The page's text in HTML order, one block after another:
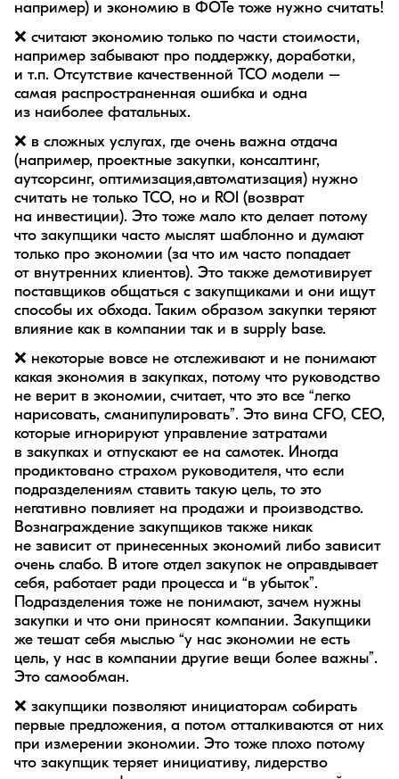
например) и экономию в ФОТе тоже нужно считать!
❌ считают экономию только по части стоимости,
например забывают про поддержку, доработки,
и т.п. Отсутствие качественной TCO модели –
самая распространенная ошибка и одна
из наиболее фатальных.
❌ в сложных услугах, где очень важна отдача
(например, проектные закупки, консалтинг,
аутсорсинг, оптимизация,автоматизация) нужно
считать не только TCO, но и ROI (возврат
на инвестиции). Это тоже мало кто делает потому
что закупщики часто мыслят шаблонно и думают
только про экономии (за что им часто попадает
от внутренних клиентов). Это также демотивирует
поставщиков общаться с закупщиками и они ищут
способы их обхода. Таким образом закупки теряют
влияние как в компании так и в supply base.
❌ некоторые вовсе не отслеживают и не понимают
какая экономия в закупках, потому что руководство
не верит в экономии, считает, что это все “легко
нарисовать, сманипулировать”. Это вина CFO, CEO,
которые игнорируют управление затратами
в закупках и отпускают ее на самотек. Иногда
продиктовано страхом руководителя, что если
подразделениям ставить такую цель, то это
негативно повлияет на продажи и производство.
Вознаграждение закупщиков также никак
не зависит от принесенных экономий либо зависит
очень слабо. В итоге отдел закупок не оправдывает
себя, работает ради процесса и “в убыток”.
Подразделения тоже не понимают, зачем нужны
закупки и что они приносят компании. Закупщики
же тешат себя мыслью “у нас экономии не есть
цель, у нас в компании другие вещи более важны”.
Это самообман.
❌ закупщики позволяют инициаторам собирать
первые предложения, а потом отталкиваются от них
при измерении экономии. Это тоже плохо потому
что закупщик теряет инициативу, лидерство